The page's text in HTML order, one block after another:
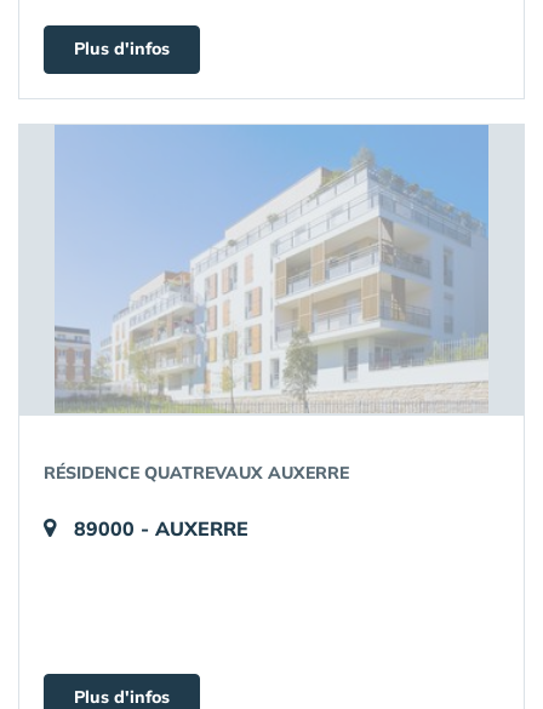
Plus d'infos
RÉSIDENCE QUATREVAUX AUXERRE
89000 - AUXERRE
Plus d'infos